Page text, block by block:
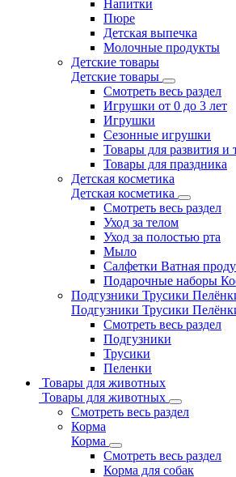
Напитки
Пюре
Детская выпечка
Молочные продукты
Детские товары
Детские товары
Смотреть весь раздел
Игрушки от 0 до 3 лет
Игрушки
Сезонные игрушки
Товары для развития и
Товары для праздника
Детская косметика
Детская косметика
Смотреть весь раздел
Уход за телом
Уход за полостью рта
Мыло
Салфетки Ватная
Подарочные наборы
Подгузники Трусики
Подгузники Трусики
Смотреть весь раздел
Подгузники
Трусики
Пеленки
Товары для животных
Товары для животных
Смотреть весь раздел
Корма
Корма
Смотреть весь раздел
Корма для собак